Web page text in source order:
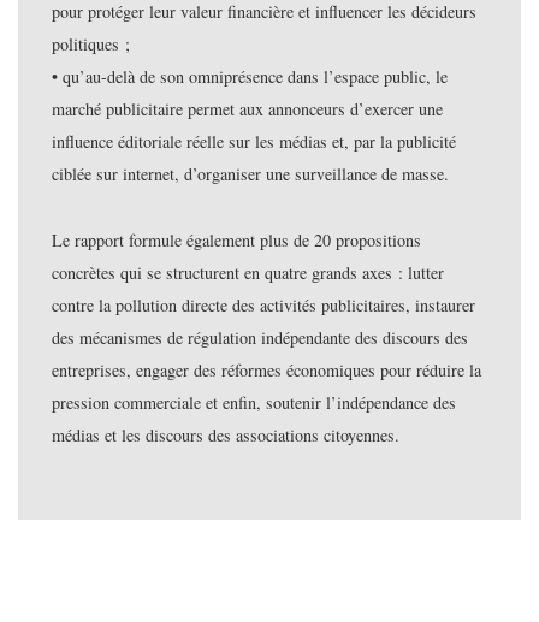
pour protéger leur valeur financière et influencer les décideurs
politiques ;
• qu’au-delà de son omniprésence dans l’espace public, le
marché publicitaire permet aux annonceurs d’exercer une
influence éditoriale réelle sur les médias et, par la publicité
ciblée sur internet, d’organiser une surveillance de masse.
Le rapport formule également plus de 20 propositions
concrètes qui se structurent en quatre grands axes : lutter
contre la pollution directe des activités publicitaires, instaurer
des mécanismes de régulation indépendante des discours des
entreprises, engager des réformes économiques pour réduire la
pression commerciale et enfin, soutenir l’indépendance des
médias et les discours des associations citoyennes.